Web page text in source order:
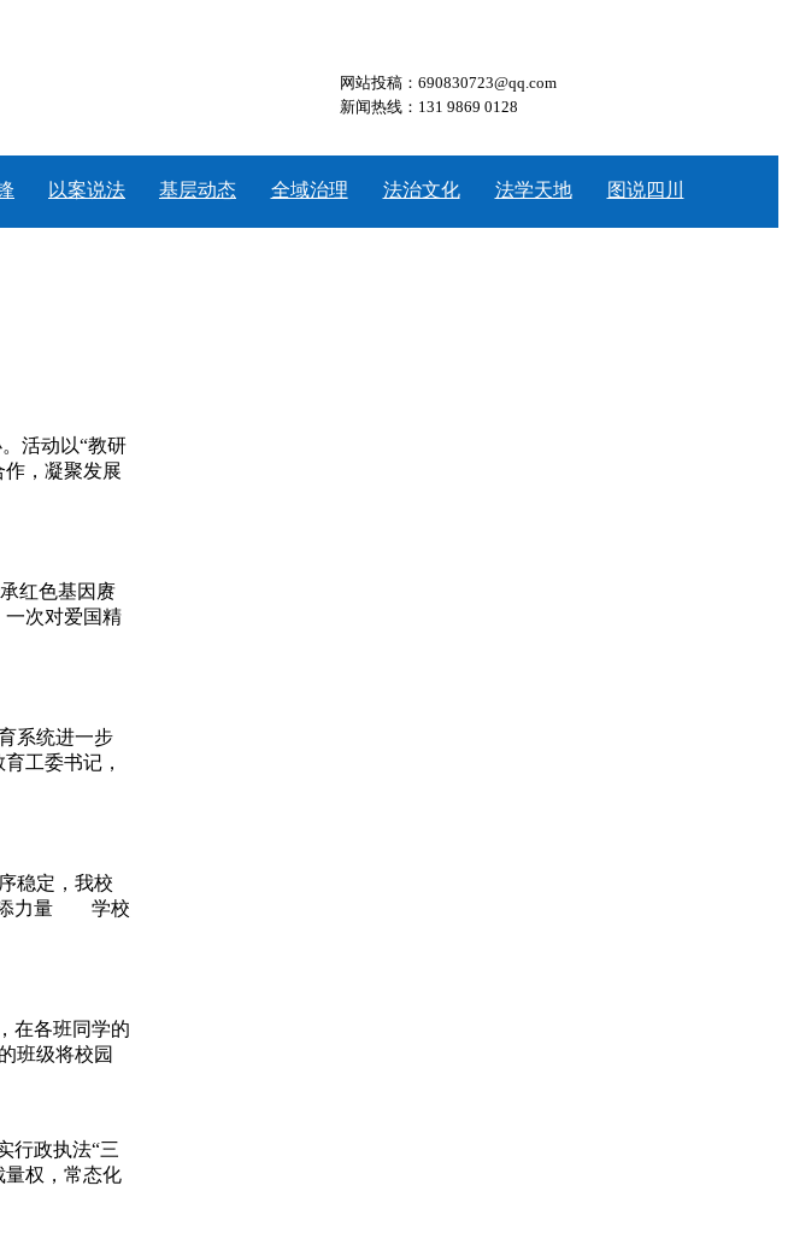
网站投稿：690830723@qq.com
新闻热线：131 9869 0128
以案说法 基层动态 全域治理 法治文化 法学天地 图说四川
活动以“教研
，凝聚发展
红色基因赓
一次对爱国精
系统进一步
工委书记，
稳定，我校
添力量 学校
在各班同学的
班级将校园
政执法“三
量权，常态化